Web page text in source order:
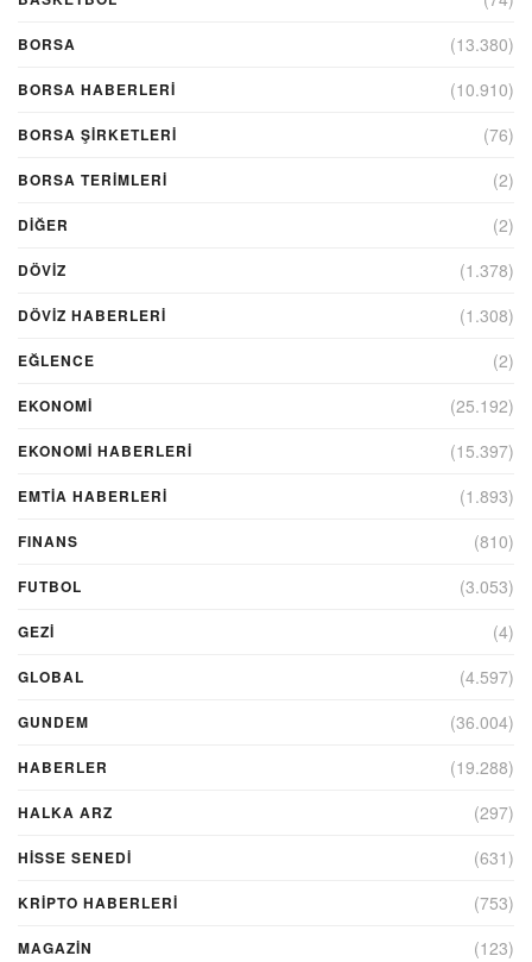
BORSA (13.380)
BORSA HABERLERI (10.910)
BORSA ŞIRKETLERI (76)
BORSA TERIMLERI (2)
DIĞER (2)
DÖVİZ (1.378)
DÖVIZ HABERLERI (1.308)
EĞLENCE (2)
EKONOMİ (25.192)
EKONOMI HABERLERI (15.397)
EMTIA HABERLERI (1.893)
FINANS (810)
FUTBOL (3.053)
GEZI (4)
GLOBAL (4.597)
GUNDEM (36.004)
HABERLER (19.288)
HALKA ARZ (297)
HİSSE SENEDİ (631)
KRIPTO HABERLERI (753)
MAGAZİN (123)